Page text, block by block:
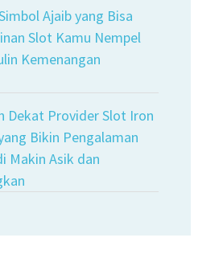
Ajaib yang Bisa
Slot Kamu Nempel
Kemenangan
Dekat Provider Slot Iron
Bikin Pengalaman
Makin Asik dan